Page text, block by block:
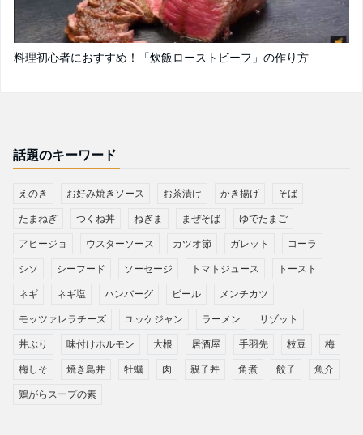
料理初心者におすすめ！「炊飯ローストビーフ」の作り方
話題のキーワード
えのき お好み焼きソース お茶漬け かき揚げ そば
たまねぎ つくね丼 ねぎま まぜそば ゆでたまご
アヒージョ ウスターソース カツオ節 ガレット コーラ
シソ シーフード ソーセージ トマトジュース トースト
ネギ ネギ塩 ハンバーグ ビール メンチカツ
モッツァレラチーズ ユッケジャン ラーメン リゾット
丼ぶり 味付けホルモン 大根 居酒屋 手羽先 枝豆 梅
梅しそ 焼き鳥丼 牡蠣 肉 親子丼 角煮 餃子 魚介
鶏がらスープの素